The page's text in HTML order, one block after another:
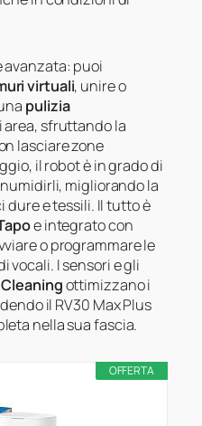
avanzata: puoi
virtuali, unire o
pulizia
area, sfruttando la
lasciare zone
il robot è in grado di
migliorando la
e tessili. Il tutto è
e integrato con
o programmare le
vocali. I sensori e gli
Cleaningottimizzano i
il RV30 Max Plus
nella sua fascia.
OFFERTA